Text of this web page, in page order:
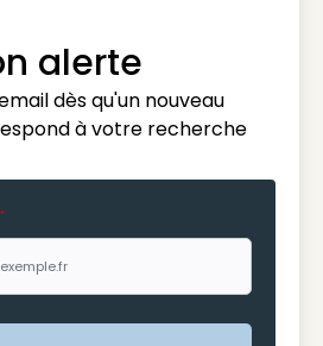
alerte
dès qu'un nouveau
à votre recherche
*